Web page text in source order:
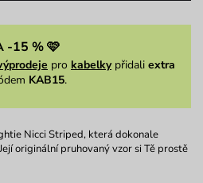
-15 % 🩷
pro kabelkypřidali extra
KAB15.
Nicci Striped, která dokonale
originální pruhovaný vzor si Tě prostě